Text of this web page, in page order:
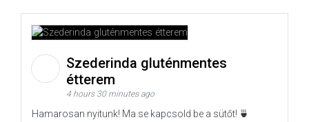
Szederinda gluténmentes
étterem
4 hours 30 minutes ago
Hamarosan nyitunk! Ma se kapcsold be a sütőt! 🍵